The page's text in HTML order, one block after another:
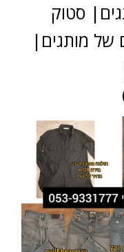
סטוק
של מותגים|